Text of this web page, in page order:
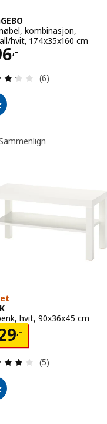
Samlede
kombinasjon,
hvit, 174x35x160 cm
,-
996,-
Gjennomgang:
(6)
Samlede
hvit, 90x36x45 cm
,-
229,-
Gjennomgang:
(5)